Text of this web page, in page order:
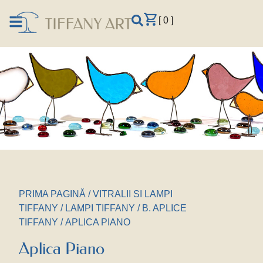
[ 0 ]
PRIMA PAGINĂ /VITRALII SI LAMPI
TIFFANY / LAMPI TIFFANY / B. APLICE
TIFFANY / APLICA PIANO
Aplica Piano